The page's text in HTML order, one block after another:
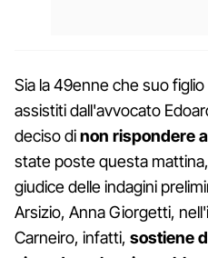
Sia la 49enne che suo
assistiti dall'avvocato
deciso dinon rispondere
state poste questa
giudice delle indagini
Arsizio, Anna Giorgetti,
Carneiro, infatti, sostiene